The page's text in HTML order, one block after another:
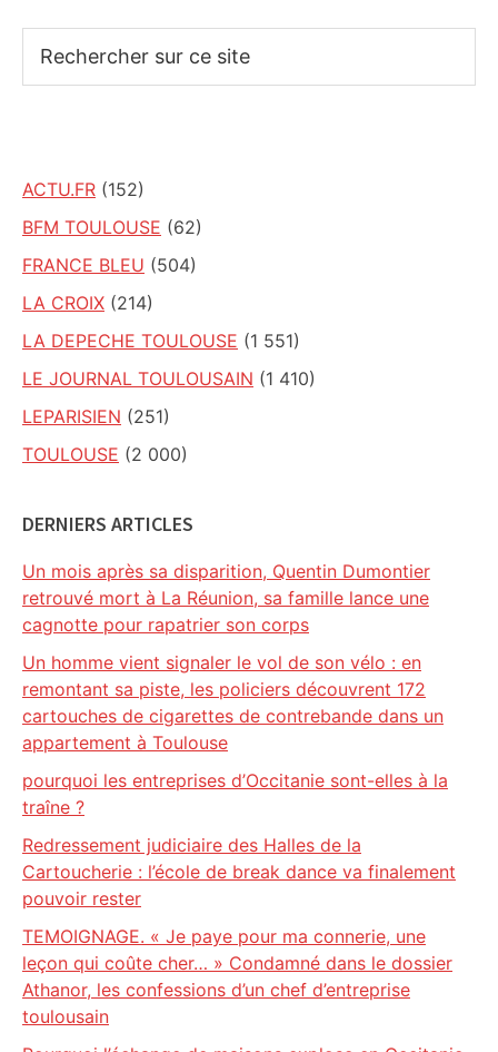
sur
ACTU.FR (152)
BFM TOULOUSE (62)
FRANCE BLEU (504)
LA CROIX (214)
LA DEPECHE TOULOUSE (1 551)
LE JOURNAL TOULOUSAIN (1 410)
LEPARISIEN (251)
TOULOUSE (2 000)
DERNIERS ARTICLES
Un mois après sa disparition, Quentin Dumontier
retrouvé mort à La Réunion, sa famille lance une
cagnotte pour rapatrier son corps
Un homme vient signaler le vol de son vélo : en
remontant sa piste, les policiers découvrent 172
cartouches de cigarettes de contrebande dans un
appartement à Toulouse
pourquoi les entreprises d’Occitanie sont-elles à la
traîne ?
Redressement judiciaire des Halles de la
Cartoucherie : l’école de break dance va finalement
pouvoir rester
TEMOIGNAGE. « Je paye pour ma connerie, une
leçon qui coûte cher… » Condamné dans le dossier
Athanor, les confessions d’un chef d’entreprise
toulousain